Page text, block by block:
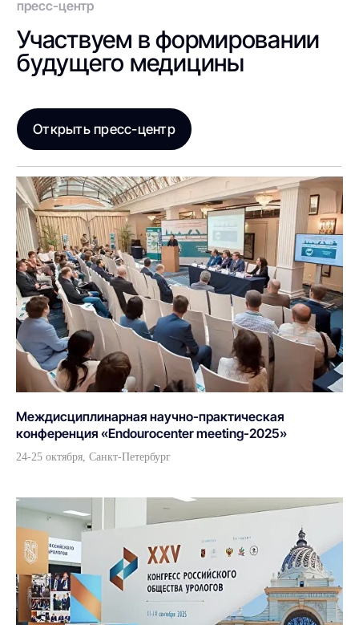
Междисциплинарная научно-практическая
конференция «Endourocenter meeting-2025»
24-25 октября, Санкт-Петербург